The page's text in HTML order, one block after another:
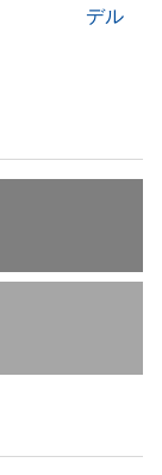
デル